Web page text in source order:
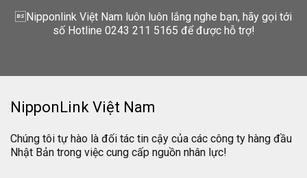
Nipponlink Việt Nam luôn luôn lắng nghe bạn, hãy gọi tới
số Hotline 0243 211 5165 để được hỗ trợ!
NipponLink Việt Nam
Chúng tôi tự hào là đối tác tin cậy của các công ty hàng đầu
Nhật Bản trong việc cung cấp nguồn nhân lực!